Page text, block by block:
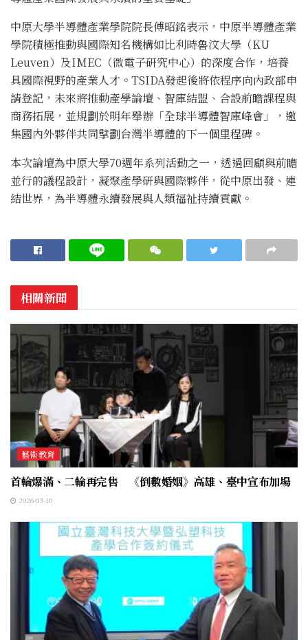
中原大學半導體產業學院院長傅昭銘表示，中原半導體產業
學院積極推動與國際知名機構如比利時魯汶大學（KU
Leuven）及IMEC（微電子研究中心）的深度合作，培養
具國際視野的產業人才。TSIDA發起後將依程序向內政部申
請登記，未來將推動產學論壇、智庫結盟、合設前瞻課程與
商務拓展，並規劃於明年舉辦「全球半導體智庫峰會」，邀
集國內外夥伴共同擘劃台灣半導體的下一個里程碑。
本次論壇為中原大學70週年系列活動之一，透過回顧與前瞻
並行的議程設計，凝聚產學研與國際夥伴，從中原出發、連
結世界，為半導體永續發展與人類福祉持續貢獻。
相關新聞
藝術教育
首輪爆滿、二輪再完售 《倒數婚姻》高雄、臺中宣布加場
2026-03-10